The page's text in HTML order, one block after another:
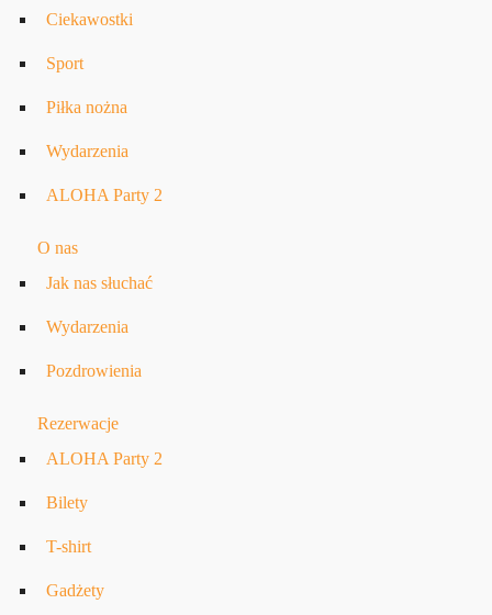
Ciekawostki
Sport
Piłka nożna
Wydarzenia
ALOHA Party 2
O nas
Jak nas słuchać
Wydarzenia
Pozdrowienia
Rezerwacje
ALOHA Party 2
Bilety
T-shirt
Gadżety